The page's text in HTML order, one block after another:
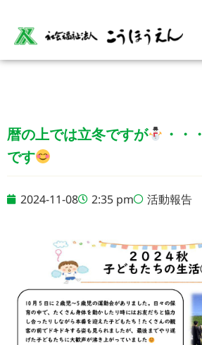
暦の上では立冬ですが ・・・
です
2024-11-08 2:35 pm 活動報告